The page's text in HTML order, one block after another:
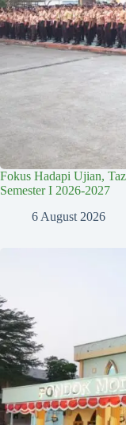
Fokus Hadapi Ujian,
Semester I 2026-2027
6 August 2026